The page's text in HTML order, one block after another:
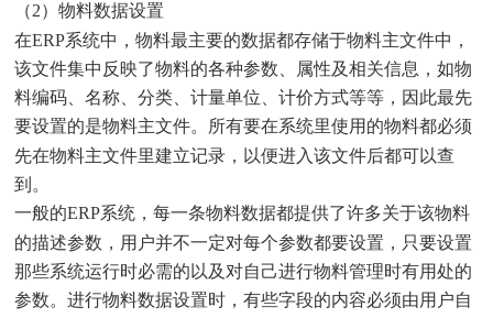
（2）物料数据设置
在ERP系统中，物料最主要的数据都存储于物料主文件中，
该文件集中反映了物料的各种参数、属性及相关信息，如物
料编码、名称、分类、计量单位、计价方式等等，因此最先
要设置的是物料主文件。所有要在系统里使用的物料都必须
先在物料主文件里建立记录，以便进入该文件后都可以查
到。
一般的ERP系统，每一条物料数据都提供了许多关于该物料
的描述参数，用户并不一定对每个参数都要设置，只要设置
那些系统运行时必需的以及对自己进行物料管理时有用处的
参数。进行物料数据设置时，有些字段的内容必须由用户自